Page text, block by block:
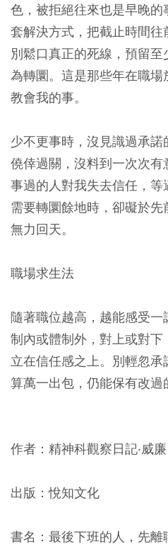
色，被拒絕往來也是早晚
套解決方式，把截止時間
別鬆口真正的死線，預留
為轉圜。這是那些年在職場
教會我的事。
少不更事時，沒見識過承
僥倖過關，沒料到一次次
事過的人對我失去信任，
需要轉圜餘地時，卻礙於
無力回天。
職場求生法
隨著職位越高，越能感受
制內或體制外，對上或對
立在信任感之上。別輕忽
算萬一出包，仍能保有改過
作者：精神科觀察日記‧威廉
出版：悅知文化
書名：最後下班的人，先離